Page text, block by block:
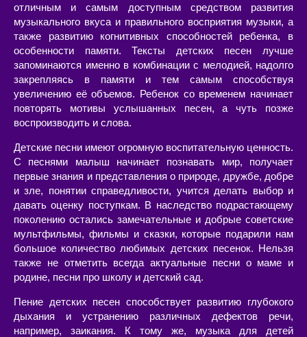
отличным и самым доступным средством развития
музыкального вкуса и правильного восприятия музыки, а
также развитию когнитивных способностей ребенка, в
особенности памяти. Тексты детских песен лучше
запоминаются именно в комбинации с мелодией, надолго
закрепляясь в памяти и тем самым способствуя
увеличению её объемов. Ребенок со временем начинает
повторять мотивы услышанных песен, а чуть позже
воспроизводить и слова.
Детские песни имеют огромную воспитательную ценность.
С песнями малыш начинает познавать мир, получает
первые знания и представления о природе, дружбе, добре
и зле, понятии справедливости, учится делать выбор и
давать оценку поступкам. В наследство подрастающему
поколению остались замечательные и добрые советские
мультфильмы, фильмы и сказки, которые подарили нам
большое количество любимых детских песенок. Нельзя
также не отметить всегда актуальные песни о маме и
родине, песни про школу и детский сад.
Пение детских песен способствует развитию глубокого
дыхания и устранению различных дефектов речи,
например, заикания. К тому же, музыка для детей